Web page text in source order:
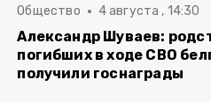
Общество 4 августа , 14:30
Александр Шуваев:
погибших в ходе СВО
получили госнаграды